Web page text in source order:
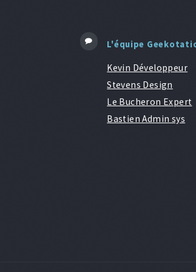
L'équipe
Kevin Développeur
Stevens Design
Le Bucheron Expert
Bastien Admin sys